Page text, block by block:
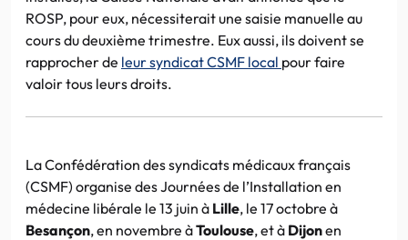
ROSP, pour eux, nécessiterait une saisie manuelle au
cours du deuxième trimestre. Eux aussi, ils doivent se
rapprocher de leur syndicat CSMF local pour faire
valoir tous leurs droits.
La Confédération des syndicats médicaux français
(CSMF) organise des Journées de l’Installation en
médecine libérale le 13 juin à Lille, le 17 octobre à
Besançon, en novembre àToulouse, et à Dijonen